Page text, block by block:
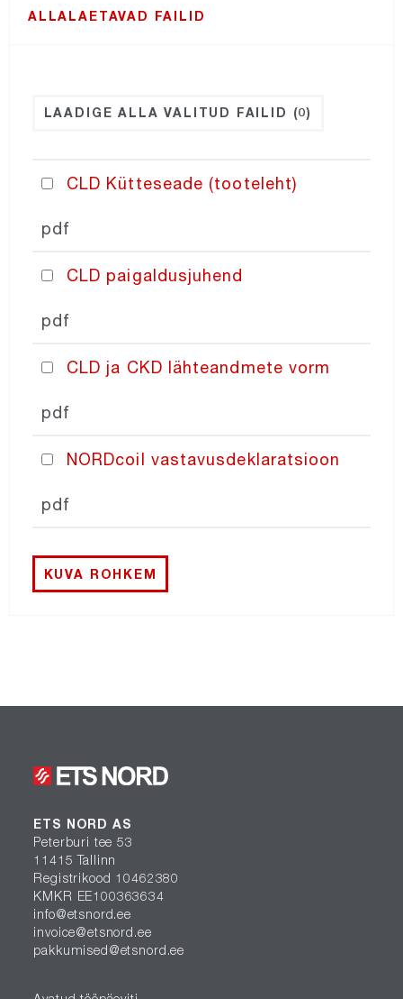
NORDfan
NORDcoil
NORDfilter
NORDcontrol
PRICING
ALLALAETAVAD FAILID
LAADIGE ALLA VALITUD FAILID (0)
CLD Kütteseade (tooteleht)
pdf
CLD paigaldusjuhend
pdf
CLD ja CKD lähteandmete vorm
pdf
NORDcoil vastavusdeklaratsioon
pdf
KUVA ROHKEM
ETS NORD AS
Peterburi tee 53
11415 Tallinn
Registrikood 10462380
KMKR EE100363634
info@etsnord.ee
invoice@etsnord.ee
pakkumised@etsnord.ee